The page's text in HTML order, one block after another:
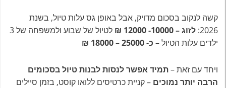
קשה לנקוב בסכום מדויק, אבל באופן גס עלות טיול, בשנת
2026: לזוג – 10000- 12000 ₪
לטיול של שבוע ולמשפחה של 3
ילדים עלות הטיול – כ- 25000 – 18000 ₪
ויחד עם זאת –תמיד אפשר לנסות לבנות טיול בסכומים
הרבה יותר נמוכים – קניית כרטיסים ללואו קוסט, בזמן סיילים